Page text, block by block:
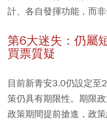
計、各自發揮功能，而非
第6大迷失：仍屬
買票質疑
目前新青安3.0仍設定至
策仍具有期限性。期限
政策期間提前搶進，政